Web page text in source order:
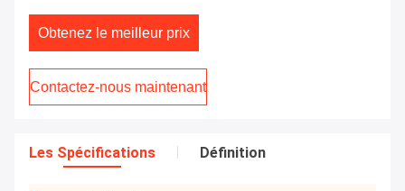
Obtenez le meilleur prix
Contactez-nous maintenant
Les Spécifications Définition